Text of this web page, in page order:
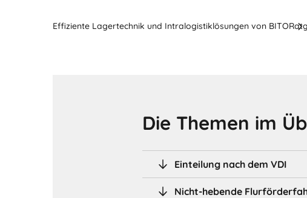
Effiziente Lagertechnik und Intralogistiklösungen von BITO
Die Themen im
Einteilung nach dem VDI
Nicht-hebende